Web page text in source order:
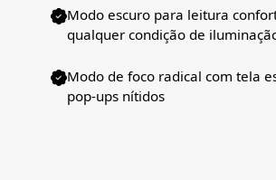
Modo escuro para leitura
qualquer condição de
Modo de foco radical com tela
pop-ups nítidos